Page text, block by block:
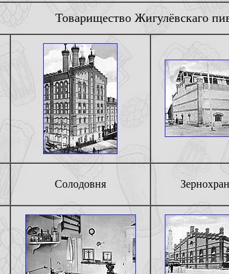
Товарищество Жигулёвскаго
Солодовня